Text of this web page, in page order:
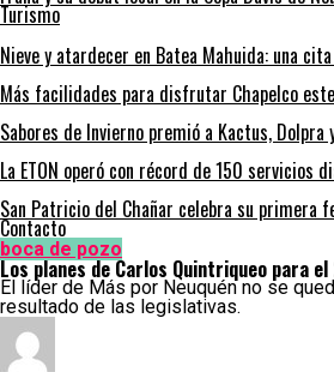
Turismo
Nieve y atardecer en Batea Mahuida: una
Más facilidades para disfrutar Chapelco
Sabores de Invierno premió a Kactus, Dolpra
La ETON operó con récord de 150 servicios
San Patricio del Chañar celebra su primera
Contacto
boca de pozo
Los planes de Carlos Quintriqueo para el
El líder de Más por Neuquén no se
resultado de las legislativas.